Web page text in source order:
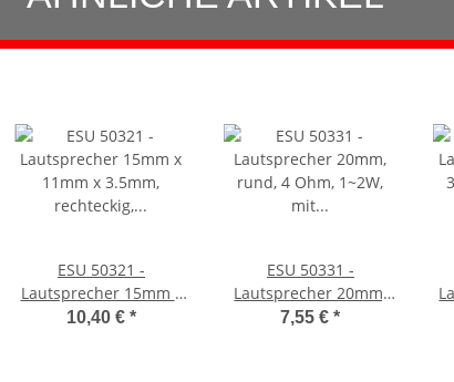
ESU 50321 -
Lautsprecher 15mm x
11mm x 3.5mm,
10,40 € *
ESU 50331 -
Lautsprecher 20mm,
rund, 4 Ohm, 1~2W,
7,55 €*